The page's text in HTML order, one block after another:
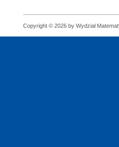
Copyright © 2026 by Wydział